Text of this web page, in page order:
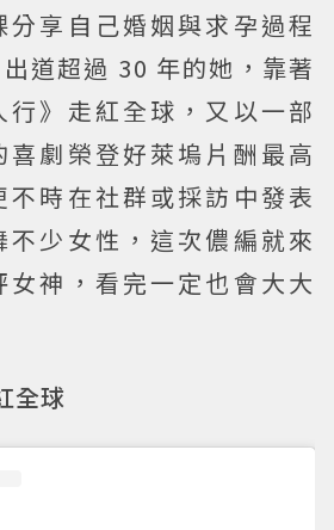
分享自己婚姻與求孕過程
道超過 30 年的她，靠著
行》走紅全球，又以一部
喜劇榮登好萊塢片酬最高
不時在社群或採訪中發表
少女性，這次儂編就來
女神，看完一定也會大大
全球